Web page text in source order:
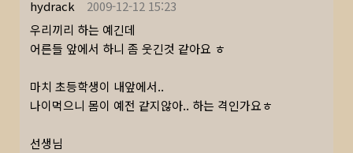
hydrack
2009-12-12 15:23
우리끼리 하는 예긴데
어른들 앞에서 하니 좀 웃긴것 같아요 ㅎ
마치 초등학생이 내앞에서..
나이먹으니 몸이 예전 같지않아.. 하는 격인가요ㅎ
선생님